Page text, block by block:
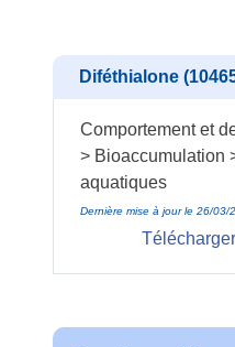
Diféthialone
Comportement et
> Bioaccumulation
aquatiques
Dernière mise à jour le 26/03/